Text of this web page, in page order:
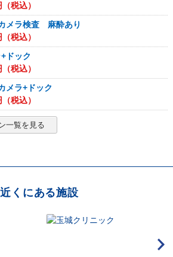
税込）
メラ検査 麻酔あり
税込）
ドック
税込）
メラ+ドック
税込）
一覧を見る
近くにある施設